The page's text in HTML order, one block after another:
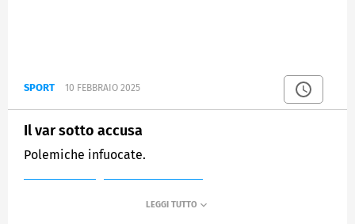
SPORT 10 FEBBRAIO 2025
Il var sotto accusa
Polemiche infuocate.